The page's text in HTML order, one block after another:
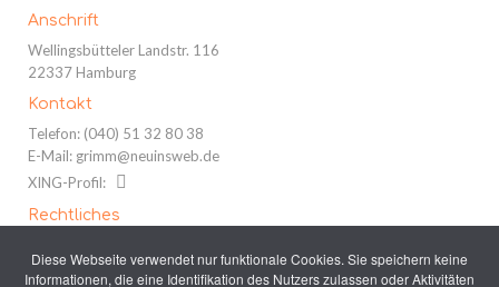
Diese Webseite verwendet nur funktionale Cookies. Sie speichern keine
Informationen, die eine Identifikation des Nutzers zulassen oder Aktivitäten
Anschrift
Wellingsbütteler Landstr. 116
22337 Hamburg
Kontakt
Telefon: (040) 51 32 80 38
E-Mail: grimm@neuinsweb.de
XING-Profil:
Rechtliches
Datenschutz